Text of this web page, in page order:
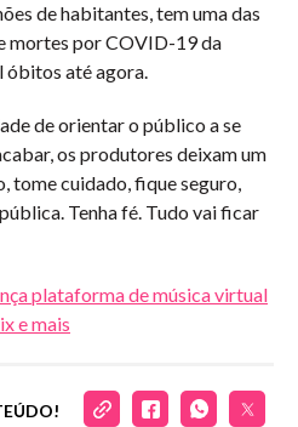
de habitantes, tem uma das
mortes por COVID-19 da
óbitos até agora.
de orientar o público a se
os produtores deixam um
tome cuidado, fique seguro,
Tenha fé. Tudo vai ficar
plataforma de música virtual
e mais